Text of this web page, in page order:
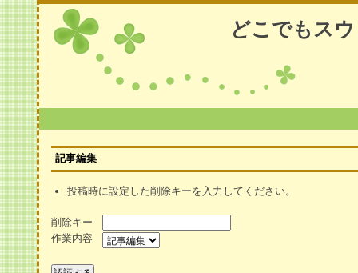
どこでもス
記事編集
投稿時に設定した削除キーを入力してください。
削除キー
作業内容